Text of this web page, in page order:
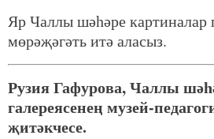
Яр Чаллы шәһәре картиналар
мөрәҗәгәть итә аласыз.
Рузия Гафурова, Чаллы
галереясенең музей-
җитәкчесе.